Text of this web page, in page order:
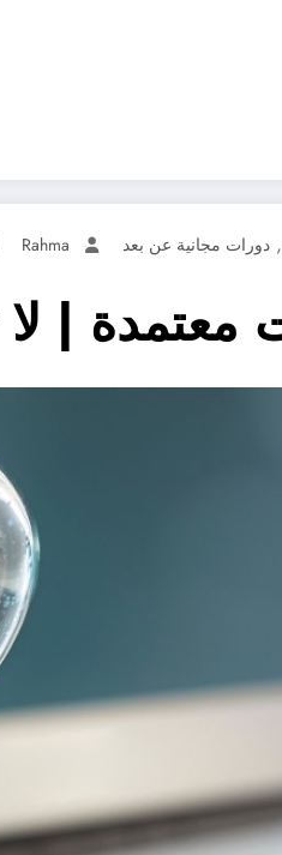
, دورات مجانية عن بعد Rahma